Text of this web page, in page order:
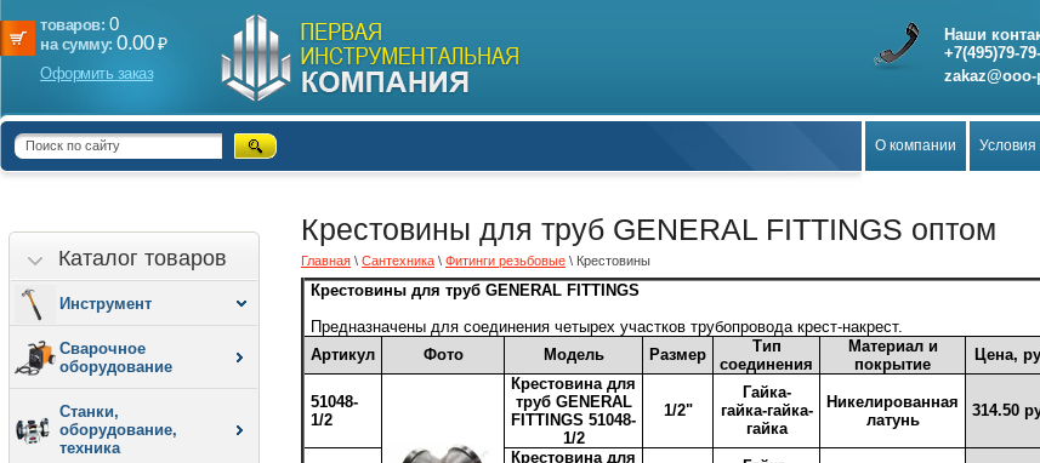
товаров: 0
на сумму: 0.00 ₽
Оформить заказ
Наши
+7(495)79-
О компании Условия
Каталог товаров
Инструмент
Сварочное
оборудование
Станки,
оборудование,
техника
Крестовины для труб GENERAL FITTINGS оптом
Главная \ Сантехника \ Фитинги резьбовые \ Крестовины
Крестовины для труб GENERAL FITTINGS
Предназначены для соединения четырех участков трубопровода крест-накрест.
Артикул
Фото Модель Размер
Тип
соединения
Материал и
покрытие
Цена,
51048-
1/2
Крестовина для
труб GENERAL
FITTINGS 51048-
1/2
1/2"
Гайка-
гайка-гайка-
гайка
Никелированная
латунь
314.50
Крестовина для